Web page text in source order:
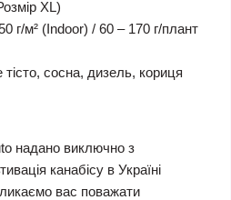
XL)
г/м² (Indoor) / 60 – 170 г/плант
сосна, дизель, кориця
надано виключно з
канабісу в Україні
вас поважати